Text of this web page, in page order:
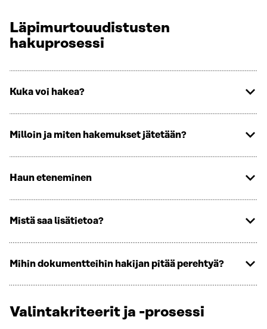
Läpimurtouudistusten
hakuprosessi
Kuka voi hakea?
Milloin ja miten hakemukset jätetään?
Haun eteneminen
Mistä saa lisätietoa?
Mihin dokumentteihin hakijan pitää perehtyä?
Valintakriteerit ja -prosessi